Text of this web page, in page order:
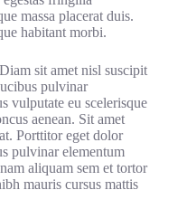
massa placerat duis.
habitant morbi.
sit amet nisl suscipit
pulvinar
vulputate eu scelerisque
aenean. Sit amet
Porttitor eget dolor
pulvinar elementum
aliquam sem et tortor
mauris cursus mattis